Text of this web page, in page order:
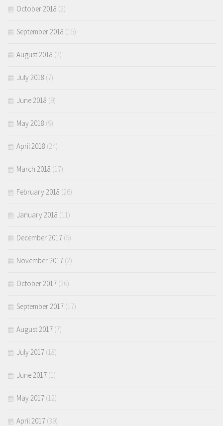
October 2018 (2)
September 2018 (15)
August 2018 (2)
July 2018 (7)
June 2018 (9)
May 2018 (9)
April 2018 (24)
March 2018 (17)
February 2018 (26)
January 2018 (11)
December 2017 (5)
November 2017 (2)
October 2017 (26)
September 2017 (17)
August 2017 (7)
July 2017 (18)
June 2017 (1)
May 2017 (12)
April 2017 (39)